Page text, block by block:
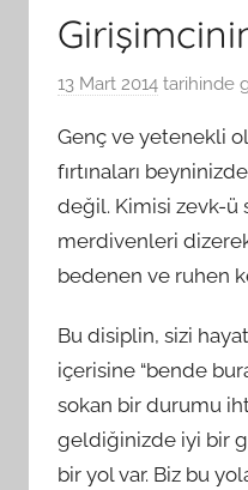
13 Mart 2014 tarihinde
Genç ve yetenekli
fırtınaları
değil. Kimisi zevk-ü
merdivenleri
bedenen ve ruhen
Bu disiplin, sizi
içerisine “bende
sokan bir durumu
geldiğinizde iyi bir
bir yol var. Biz bu